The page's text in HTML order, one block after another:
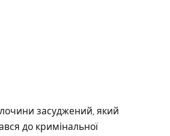
засуджений, який
до кримінальної